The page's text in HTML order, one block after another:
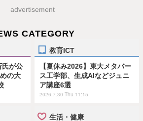
advertisement
CATEGORY
氏が公
の大
教育ICT
【夏休み2026】東大メタバー
ス工学部、生成AIなどジュニ
ア講座6選
2026.7.30 Thu 11:15
生活・健康